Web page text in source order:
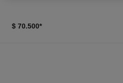
$ 70.500*